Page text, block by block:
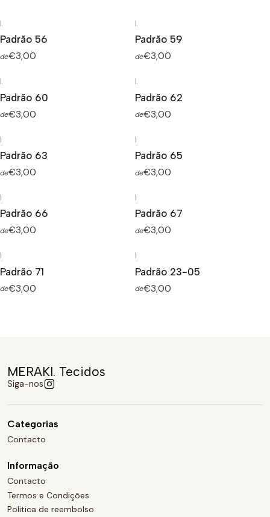
|
Padrão 56
de€3,00
|
Padrão 59
de€3,00
|
Padrão 60
de€3,00
|
Padrão 62
de€3,00
|
Padrão 63
de€3,00
|
Padrão 65
de€3,00
|
Padrão 66
de€3,00
|
Padrão 67
de€3,00
|
Padrão 71
de€3,00
|
Padrão 23-05
de€3,00
MERAKI. Tecidos
Siga-nos
Categorias
Contacto
Informação
Contacto
Termos e Condições
Politica de reembolso